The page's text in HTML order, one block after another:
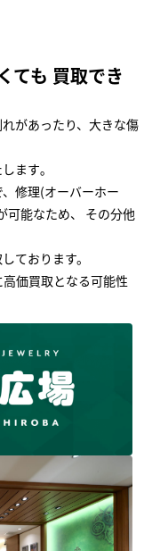
ても 買取でき
があったり、大きな傷
ます｡
修理(オーバーホー
可能なため、 その分他
ております。
価買取となる可能性